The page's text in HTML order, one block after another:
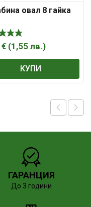
овал 8 гайка
€ (1,55лв.)
КУПИ
ГАРАНЦИЯ
До 3 години